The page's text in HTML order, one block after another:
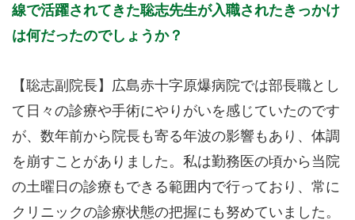
線で活躍されてきた聡志先生が入職されたきっかけ
は何だったのでしょうか？
【聡志副院長】広島赤十字原爆病院では部長職とし
て日々の診療や手術にやりがいを感じていたのです
が、数年前から院長も寄る年波の影響もあり、体調
を崩すことがありました。私は勤務医の頃から当院
の土曜日の診療もできる範囲内で行っており、常に
クリニックの診療状態の把握にも努めていました。